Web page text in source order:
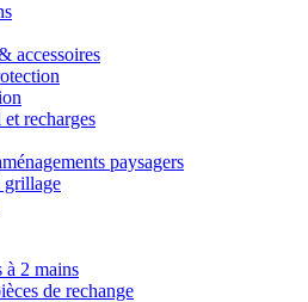
accessoires
recharges
paysagers
grillage
à 2 mains
de rechange